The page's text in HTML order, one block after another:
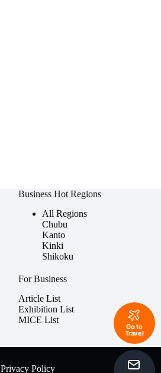
Go to
Travel
Business Hot Regions
All Regions
Chubu
Kanto
Kinki
Shikoku
For Business
Article List
Exhibition List
MICE List
Privacy Policy